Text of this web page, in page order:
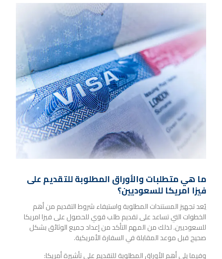
ما هي متطلبات والأوراق المطلوبة للتقديم على
فيزا امريكا للسعوديين؟
يُعد تجهيز المستندات المطلوبة واستيفاء شروط التقديم من أهم
الخطوات التي تساعد على تقديم طلب قوي للحصول على فيزا امريكا
للسعوديين. لذلك من المهم التأكد من إعداد جميع الوثائق بشكل
صحيح قبل موعد المقابلة في السفارة الأمريكية.
وفيما يلي أهم الأوراق المطلوبة للتقديم على تأشيرة أمريكا: